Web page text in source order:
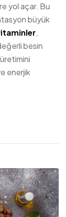
yol açar. Bu
büyük
,
besin
enerjik